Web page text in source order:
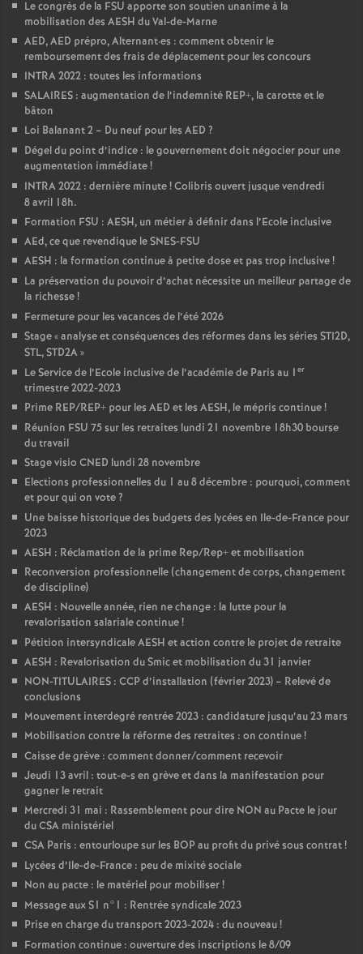
Le congrès de la FSU apporte son soutien unanime à la
mobilisation des AESH du Val-de-Marne
AED, AED prépro, Alternant·es : comment obtenir le
remboursement des frais de déplacement pour les concours
INTRA 2022 : toutes les informations
SALAIRES : augmentation de l’indemnité REP+, la carotte et le
bâton
Loi Balanant 2 – Du neuf pour les AED ?
Dégel du point d’indice : le gouvernement doit négocier pour une
augmentation immédiate!
INTRA 2022 : dernière minute! Colibris ouvert jusque vendredi
8 avril 18h.
Formation FSU : AESH, un métier à définir dans l’Ecole inclusive
AEd, ce que revendique le SNES-FSU
AESH : la formation continue à petite dose et pas trop inclusive!
La préservation du pouvoir d’achat nécessite un meilleur partage de
la richesse!
Fermeture pour les vacances de l’été 2026
Stage «analyse et conséquences des réformes dans les séries STI2D,
STL, STD2A»
Le Service de l’Ecole inclusive de l’académie de Paris au 1 er
trimestre 2022-2023
Prime REP/REP+ pour les AED et les AESH, le mépris continue!
Réunion FSU 75 sur les retraites lundi 21 novembre 18h30 bourse
du travail
Stage visio CNED lundi 28 novembre
Elections professionnelles du 1 au 8 décembre : pourquoi, comment
et pour qui on vote?
Une baisse historique des budgets des lycées en Ile-de-France pour
2023
AESH : Réclamation de la prime Rep/Rep+ et mobilisation
Reconversion professionnelle (changement de corps, changement
de discipline)
AESH : Nouvelle année, rien ne change : la lutte pour la
revalorisation salariale continue!
Pétition intersyndicale AESH et action contre le projet de retraite
AESH : Revalorisation du Smic et mobilisation du 31 janvier
NON-TITULAIRES : CCP d’installation (février 2023) – Relevé de
conclusions
Mouvement interdegré rentrée 2023 : candidature jusqu’au 23 mars
Mobilisation contre la réforme des retraites : on continue!
Caisse de grève : comment donner/comment recevoir
Jeudi 13 avril : tout-e-s en grève et dans la manifestation pour
gagner le retrait
Mercredi 31 mai : Rassemblement pour dire NON au Pacte le jour
du CSA ministériel
CSA Paris : entourloupe sur les BOP au profit du privé sous contrat!
Lycées d’Ile-de-France : peu de mixité sociale
Non au pacte : le matériel pour mobiliser!
Message aux S1 n°1 : Rentrée syndicale 2023
Prise en charge du transport 2023-2024 : du nouveau!
Formation continue : ouverture des inscriptions le 8/09